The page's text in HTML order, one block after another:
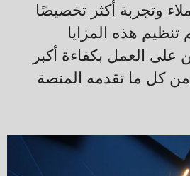
وتجربة أكثر تخصيصًا
تنظيم هذه المزايا
على العمل بكفاءة أكبر
من كل ما تقدمه المنصة